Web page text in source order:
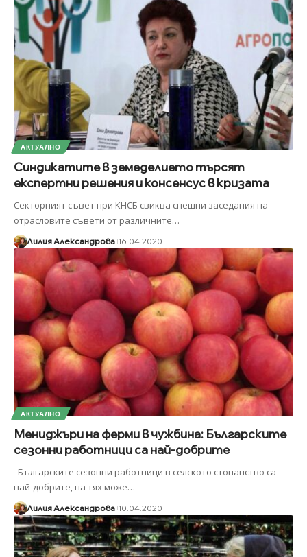
АКТУАЛНО
Синдикатите в земеделието търсят
експертни решения и консенсус в кризата
Секторният съвет при КНСБ свиква спешни заседания на
отрасловите съвети от различните…
Лилия Александрова 16.04.2020
АКТУАЛНО
Мениджъри на ферми в чужбина: Българските
сезонни работници са най-добрите
Българските сезонни работници в селското стопанство са
най-добрите, на тях може…
Лилия Александрова 10.04.2020